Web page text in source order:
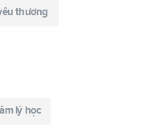
thương
lý học